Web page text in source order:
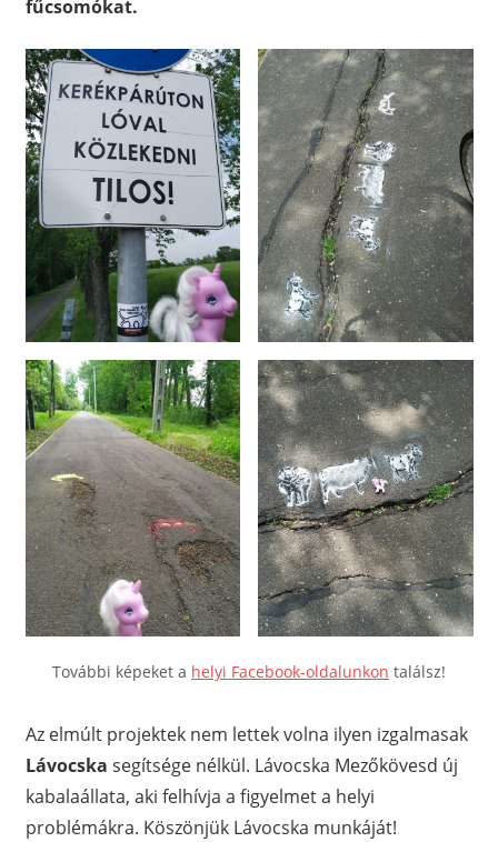
fűcsomókat.
További képeket a helyi Facebook-oldalunkon találsz!
Az elmúlt projektek nem lettek volna ilyen izgalmasak
Lávocska segítsége nélkül. Lávocska Mezőkövesd új
kabalaállata, aki felhívja a figyelmet a helyi
problémákra. Köszönjük Lávocska munkáját!